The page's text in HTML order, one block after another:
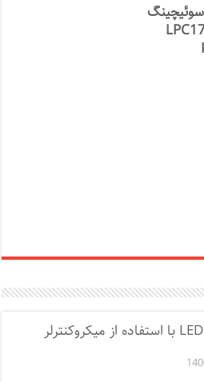
مدار دیمر پاور LED با استفاده از میکروکنترلر